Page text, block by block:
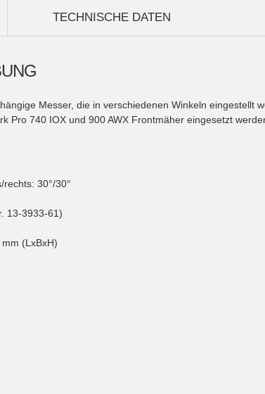
TECHNISCHE DATEN
Messer, die in verschiedenen Winkeln
Pro 740 IOX und 900 AWX Frontmäher eingesetzt
30°/30°
13-3933-61)
(LxBxH)